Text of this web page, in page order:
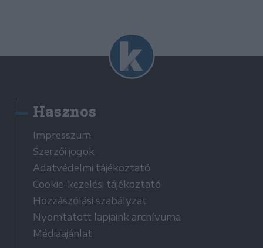
Hasznos
Impresszum
Szerzői jogok
Adatvédelmi tájékoztató
Cookie-kezelési tájékoztató
Hozzászólási szabályzat
Nyomtatott lapjaink archívuma
Médiaajánlat